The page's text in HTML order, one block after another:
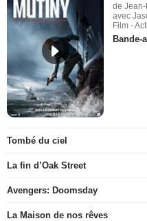
de
avec
Film -
Bande-
Tombé du ciel
La fin d’Oak Street
Avengers: Doomsday
La Maison de nos rêves